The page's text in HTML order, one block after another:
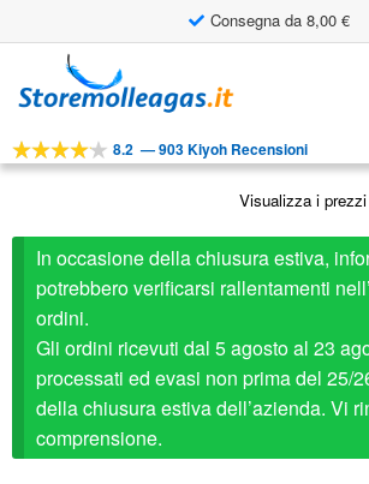
Consegna da 8,00 €
Utile strumento di
alla
al
STRUMENTI
APPLICAZIONI
SERVIZIO CLIENTI
FAQ
8.2 —903 Kiyoh Recensioni
Visualizza i
In occasione della chiusura estiva,
potrebbero verificarsi rallentamenti
ordini.
Gli ordini ricevuti dal 5 agosto al 23
processati ed evasi non prima del 25/
della chiusura estiva dell’azienda. Vi
comprensione.